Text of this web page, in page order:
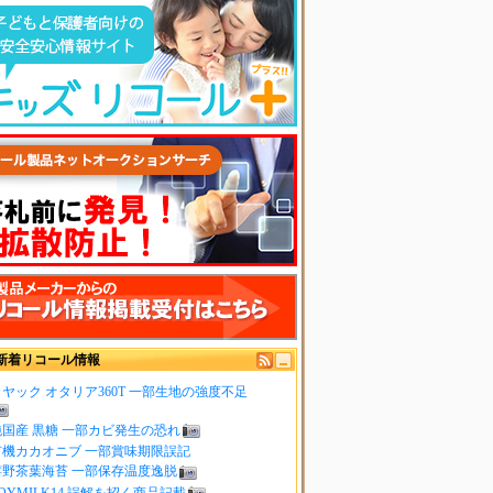
着リコール情報
ック オタリア360T 一部生地の強度不足
産 黒糖 一部カビ発生の恐れ
カカオニブ 一部賞味期限誤記
茶葉海苔 一部保存温度逸脱